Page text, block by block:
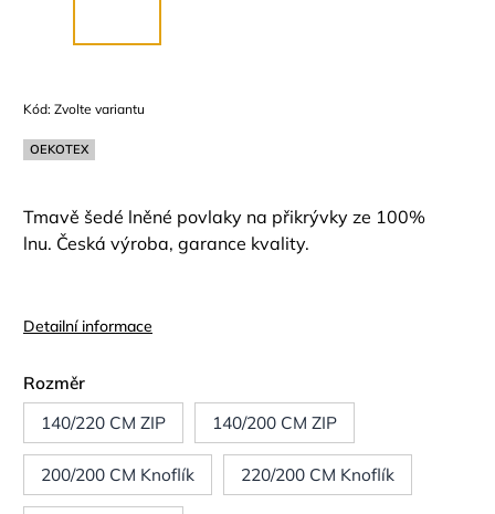
Kód: Zvolte variantu
OEKOTEX
Tmavě šedé lněné povlaky na přikrývky ze 100%
lnu. Česká výroba, garance kvality.
Detailní informace
Rozměr
140/220 CM ZIP
140/200 CM ZIP
200/200 CM Knoflík 220/200 CM Knoflík